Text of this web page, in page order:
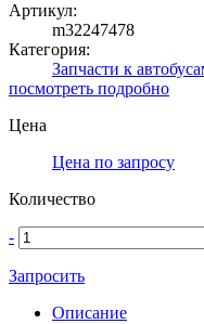
Артикул:
m32247478
Категория:
Запчасти к
посмотреть подробно
Цена
Цена по запросу
Количество
-
Запросить
Описание